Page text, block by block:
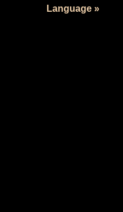
Language »